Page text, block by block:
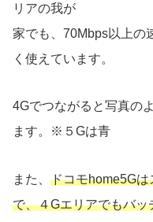
リアの我が
家でも、70Mbps以上の
く使えています。
4Gでつながると写真の
ます。※５Gは青
また、 ドコモhome5G
で、４Gエリアでもバ